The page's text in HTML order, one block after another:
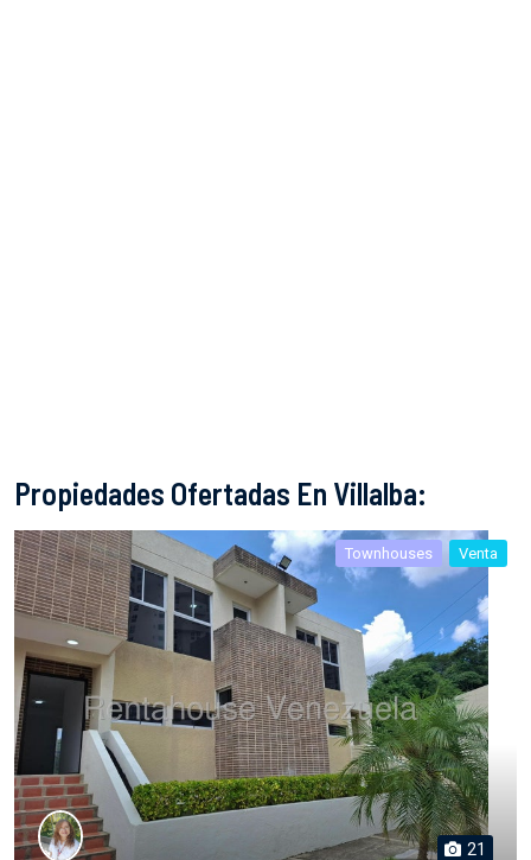
Propiedades Ofertadas En Villalba:
Townhouses Venta
21